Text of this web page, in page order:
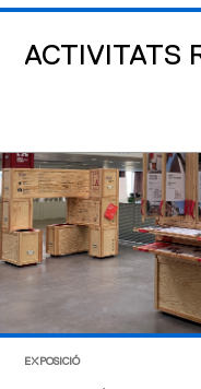
ACTIVITATS
EXPOSICIÓ